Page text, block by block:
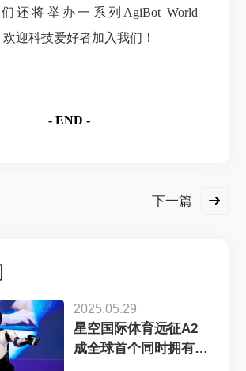
还将举办一系列AgiBot World
欢迎科技爱好者加入我们！
- END -
下一篇
2025.05.29
星空国际体育远征A2
成全球首个同时拥有中